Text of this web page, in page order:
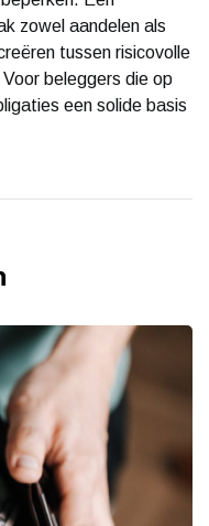
zowel aandelen als
tussen risicovolle
beleggers die op
een solide basis